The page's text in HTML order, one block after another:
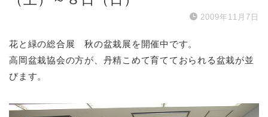
2009年11月7日
花と緑の総合展 秋の盆栽展を開催中です。
高岡盆栽協会の方が、丹精こめて育てておられる盆栽が並
びます。